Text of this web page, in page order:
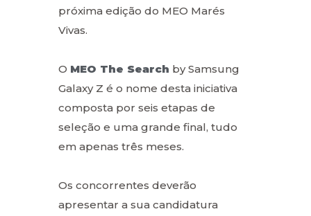
próxima edição do MEO Marés
Vivas.
O MEO The Search by Samsung
Galaxy Z é o nome desta iniciativa
composta por seis etapas de
seleção e uma grande final, tudo
em apenas três meses.
Os concorrentes deverão
apresentar a sua candidatura